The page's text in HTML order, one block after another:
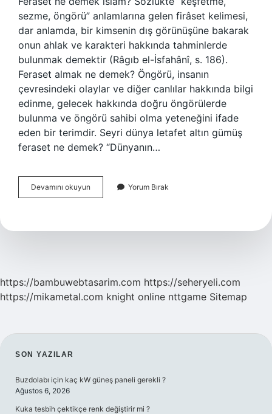
sezme, öngörü” anlamlarına gelen firâset kelimesi,
dar anlamda, bir kimsenin dış görünüşüne bakarak
onun ahlak ve karakteri hakkında tahminlerde
bulunmak demektir (Râgıb el-İsfahânî, s. 186).
Feraset almak ne demek? Öngörü, insanın
çevresindeki olaylar ve diğer canlılar hakkında bilgi
edinme, gelecek hakkında doğru öngörülerde
bulunma ve öngörü sahibi olma yeteneğini ifade
eden bir terimdir. Seyri dünya letafet altın gümüş
feraset ne demek? “Dünyanın…
Devamını okuyun Ferasetli
Ne
Yorum Bırak
https://bambuwebtasarim.com https://seheryeli.com
https://mikametal.com knight online nttgame Sitemap
SIDEBAR
SON YAZILAR
Buzdolabı için kaç kW güneş paneli gerekli ?
Ağustos 6, 2026
Kuka tesbih çektikçe renk değiştirir mi ?